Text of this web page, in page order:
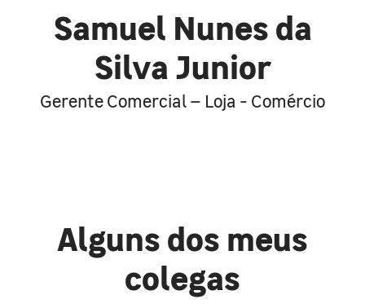
Samuel Nunes da
Silva Junior
Gerente Comercial – Loja - Comércio
Alguns dos meus
colegas